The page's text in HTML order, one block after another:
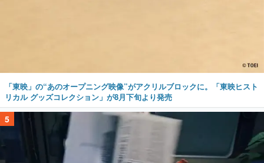
「東映」の“あのオープニング映像”がアクリルブロックに。「東映ヒスト
リカル グッズコレクション」が8月下旬より発売
5